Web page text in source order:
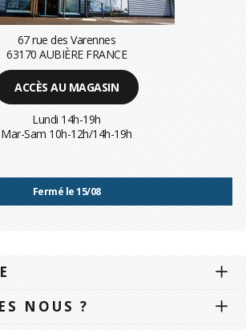
67 rue des Varennes
63170 AUBIÈRE FRANCE
ACCÈS AU MAGASIN
Lundi 14h-19h
Mar-Sam 10h-12h/14h-19h
Fermé le 15/08
NOUS ?